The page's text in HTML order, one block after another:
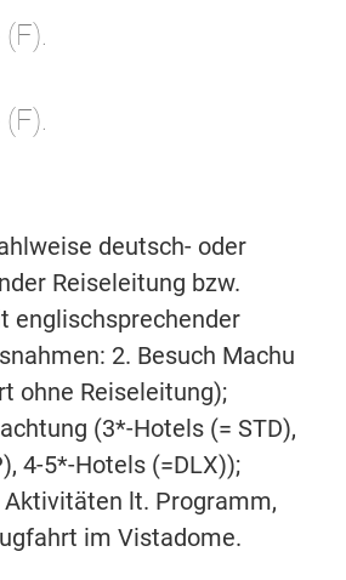
deutsch- oder
Reiseleitung bzw.
englischsprechender
2. Besuch Machu
ohne Reiseleitung);
(3*-Hotels (= STD),
4-5*-Hotels (=DLX));
lt. Programm,
im Vistadome.